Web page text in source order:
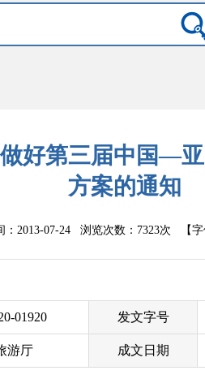
好第三届中国—
方案的通知
：2013-07-24 浏览次数： 7323次 【字
01920 发文字号
游厅 成文日期